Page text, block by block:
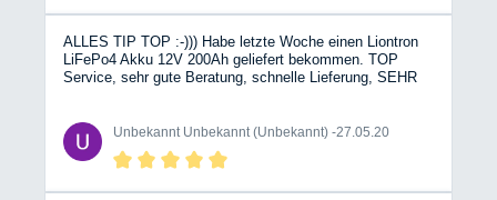
ALLES TIP TOP :-))) Habe letzte Woche einen Liontron
LiFePo4 Akku 12V 200Ah geliefert bekommen. TOP
Service, sehr gute Beratung, schnelle Lieferung, SEHR
App gab´s erst ein bisserl Probleme. (Lag aber an
meinem Uralt-Smartphone S4 mini) :-( Mit dem I-Pad 4
Mini funktioniert´s Tadellos. Zeigt sogar 229,9 Ah an.
Unbekannt Unbekannt (Unbekannt) -27.05.20